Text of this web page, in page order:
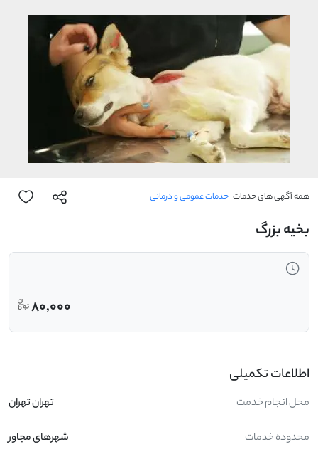
همه آگهی های خدمات خدمات عمومی و درمانی
بخیه بزرگ
80,000
اطلاعات تکمیلی
محل انجام خدمت تهران تهران
محدوده خدمات شهرهای مجاور